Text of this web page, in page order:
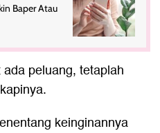
Baper Atau
peluang, tetaplah
keinginannya